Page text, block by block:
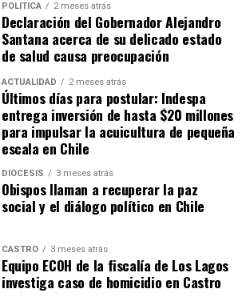
POLÍTICA 2 meses atrás
Declaración del Gobernador Alejandro
Santana acerca de su delicado estado
de salud causa preocupación
ACTUALIDAD 2 meses atrás
Últimos días para postular: Indespa
entrega inversión de hasta $20 millones
para impulsar la acuicultura de pequeña
escala en Chile
DIÓCESIS 3 meses atrás
Obispos llaman a recuperar la paz
social y el diálogo político en Chile
CASTRO 3 meses atrás
Equipo ECOH de la fiscalía de Los Lagos
investiga caso de homicidio en Castro